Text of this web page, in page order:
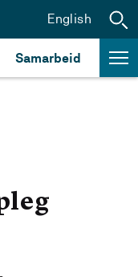
Samarbeid
English